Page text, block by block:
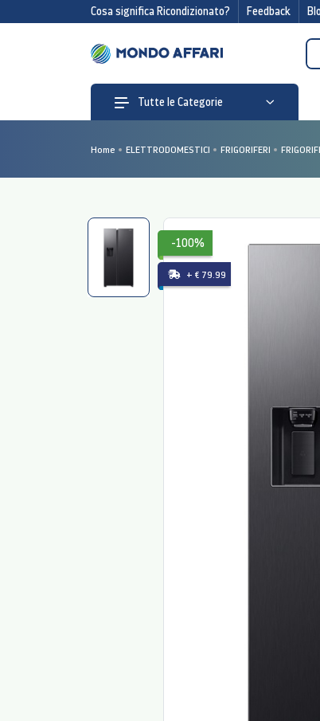
Cosa significa Ricondizionato? Feedback
Tutte le Categorie
Home ELETTRODOMESTICI FRIGORIFERI
-100%
+ € 79.99